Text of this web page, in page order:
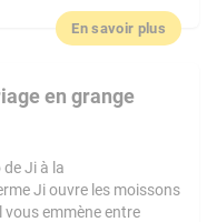
En savoir plus
en grange
de Ji à la
Ji ouvre les moissons
vous emmène entre